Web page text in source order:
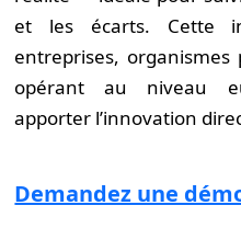
et les écarts. Cette
entreprises,
opérant au niveau
apporter l’innovation
Demandez une